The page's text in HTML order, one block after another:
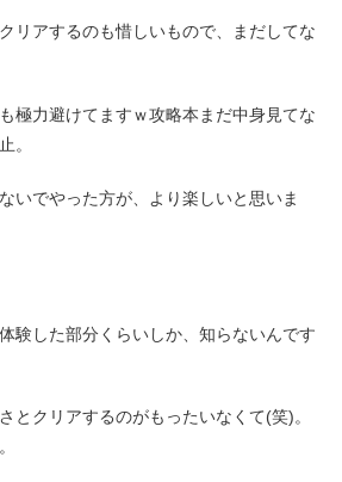
リアするのも惜しいもので、まだしてな
極力避けてますｗ攻略本まだ中身見てな
。
いでやった方が、より楽しいと思いま
験した部分くらいしか、知らないんです
とクリアするのがもったいなくて(笑)。